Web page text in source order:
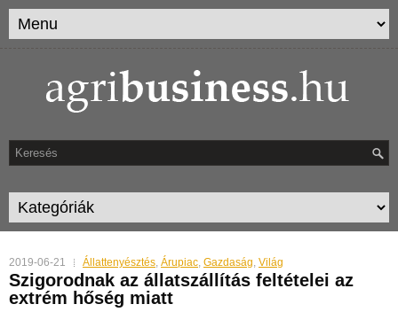
2019-06-21 Állattenyésztés, Árupiac, Gazdaság, Világ
Szigorodnak az állatszállítás feltételei az
extrém hőség miatt